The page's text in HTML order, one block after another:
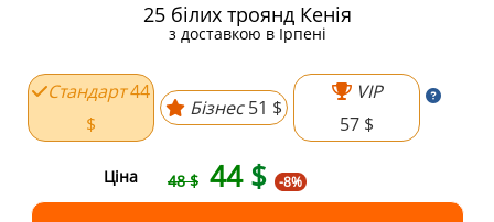
25 білих троянд Кенія
з доставкою в Ірпені
Стандарт44
$
Бізнес 51 $
VIP
57 $
Ціна 48 $ 44$ -8%